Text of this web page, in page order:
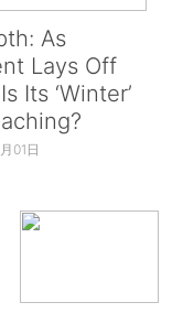
As
Lays Off
Its ‘Winter’
01日